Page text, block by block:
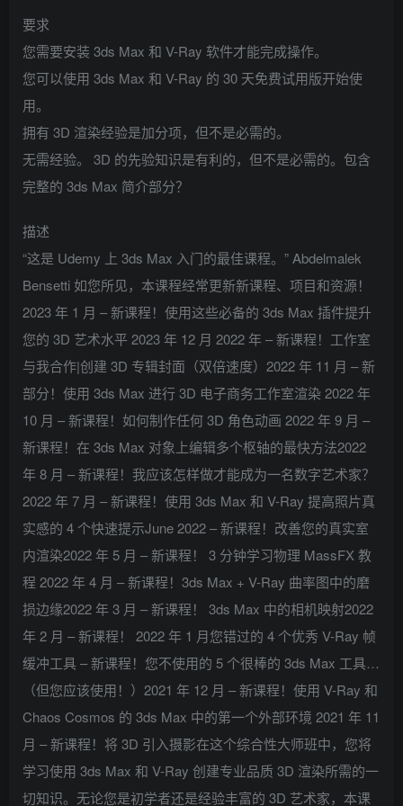
要求
您需要安装 3ds Max 和 V-Ray 软件才能完成操作。
您可以使用 3ds Max 和 V-Ray 的 30 天免费试用版开始使
用。
拥有 3D 渲染经验是加分项，但不是必需的。
无需经验。 3D 的先验知识是有利的，但不是必需的。包含
完整的 3ds Max 简介部分？
描述
“这是 Udemy 上 3ds Max 入门的最佳课程。” Abdelmalek
Bensetti 如您所见，本课程经常更新新课程、项目和资源！
2023 年 1 月 – 新课程！使用这些必备的 3ds Max 插件提升
您的 3D 艺术水平 2023 年 12 月 2022 年 – 新课程！工作室
与我合作|创建 3D 专辑封面（双倍速度）2022 年 11 月 – 新
部分！使用 3ds Max 进行 3D 电子商务工作室渲染 2022 年
10 月 – 新课程！如何制作任何 3D 角色动画 2022 年 9 月 –
新课程！在 3ds Max 对象上编辑多个枢轴的最快方法2022
年 8 月 – 新课程！我应该怎样做才能成为一名数字艺术家？
2022 年 7 月 – 新课程！使用 3ds Max 和 V-Ray 提高照片真
实感的 4 个快速提示June 2022 – 新课程！改善您的真实室
内渲染2022 年 5 月 – 新课程！ 3 分钟学习物理 MassFX 教
程 2022 年 4 月 – 新课程！3ds Max + V-Ray 曲率图中的磨
损边缘2022 年 3 月 – 新课程！ 3ds Max 中的相机映射2022
年 2 月 – 新课程！ 2022 年 1 月您错过的 4 个优秀 V-Ray 帧
缓冲工具 – 新课程！您不使用的 5 个很棒的 3ds Max 工具…
（但您应该使用！）2021 年 12 月 – 新课程！使用 V-Ray 和
Chaos Cosmos 的 3ds Max 中的第一个外部环境 2021 年 11
月 – 新课程！将 3D 引入摄影在这个综合性大师班中，您将
学习使用 3ds Max 和 V-Ray 创建专业品质 3D 渲染所需的一
切知识。无论您是初学者还是经验丰富的 3D 艺术家，本课